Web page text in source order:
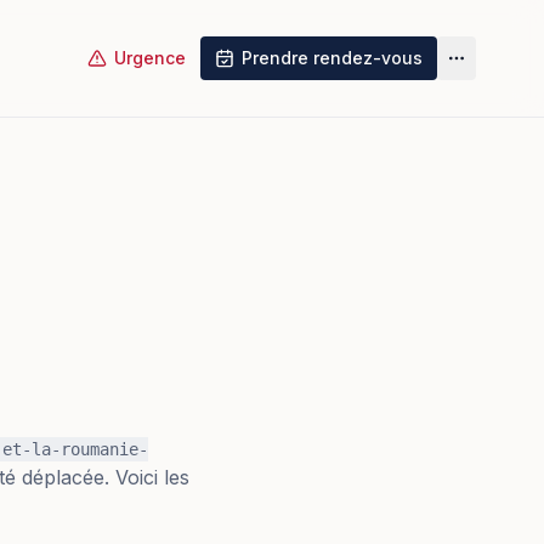
Urgence Prendre rendez-vous
la-roumanie-
déplacée. Voici les